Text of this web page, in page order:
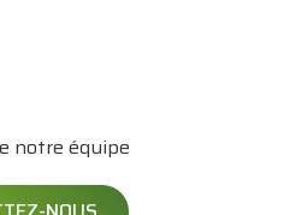
notre équipe